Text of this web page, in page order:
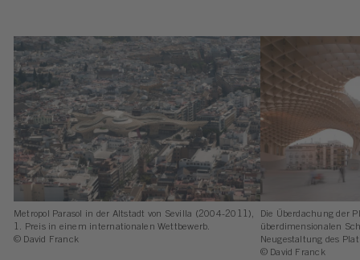
Metropol Parasol in der Altstadt von Sevilla (2004-2011),
1. Preis in einem internationalen Wettbewerb.
© David Franck
Die Überdachung der
überdimensionalen
Neugestaltung des
© David Franck